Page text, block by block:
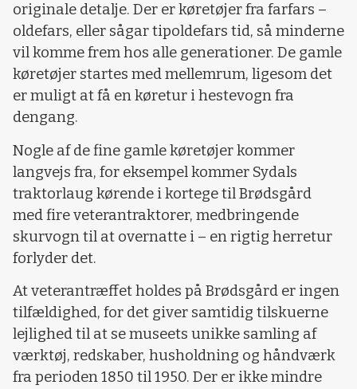
originale detalje. Der er køretøjer fra farfars –
oldefars, eller sågar tipoldefars tid, så minderne
vil komme frem hos alle generationer. De gamle
køretøjer startes med mellemrum, ligesom det
er muligt at få en køretur i hestevogn fra
dengang.
Nogle af de fine gamle køretøjer kommer
langvejs fra, for eksempel kommer Sydals
traktorlaug kørende i kortege til Brødsgård
med fire veterantraktorer, medbringende
skurvogn til at overnatte i – en rigtig herretur
forlyder det.
At veterantræffet holdes på Brødsgård er ingen
tilfældighed, for det giver samtidig tilskuerne
lejlighed til at se museets unikke samling af
værktøj, redskaber, husholdning og håndværk
fra perioden 1850 til 1950. Der er ikke mindre